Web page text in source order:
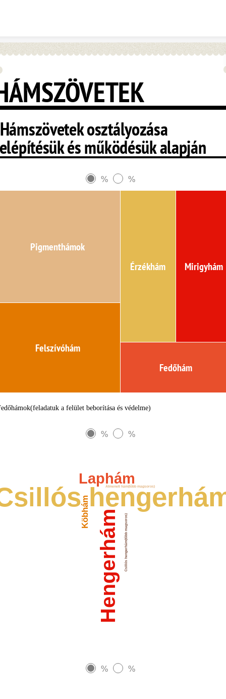
osztályozása
és működésük alapján
% %
Pigmenthámok
Felszívóhám
Érzékhám Mirigyhám
Fedőhám
a felület beborítása és védelme)
% %
Hengerhám
Laphám
Köbhám
Átmeneti hám(több magsoros)
Csillós hengerhám(több magsoros)
% %